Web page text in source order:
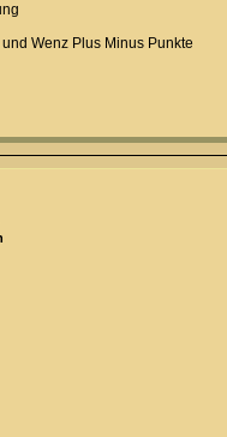
Wenz Plus Minus Punkte